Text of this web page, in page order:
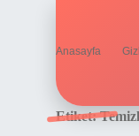
Anasayfa
Etiket: